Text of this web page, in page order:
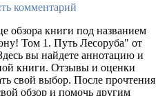
комментарий
обзора книги под названием
Том 1. Путь Лесоруба" от
вы найдете аннотацию и
книги. Отзывы и оценки
свой выбор. После прочтения
обзор и помочь другим